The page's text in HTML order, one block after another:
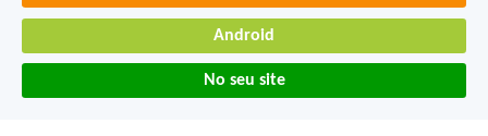
Android
No seu site